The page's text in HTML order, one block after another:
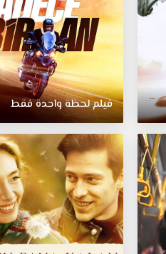
فيلم لحظة واحدة فقط